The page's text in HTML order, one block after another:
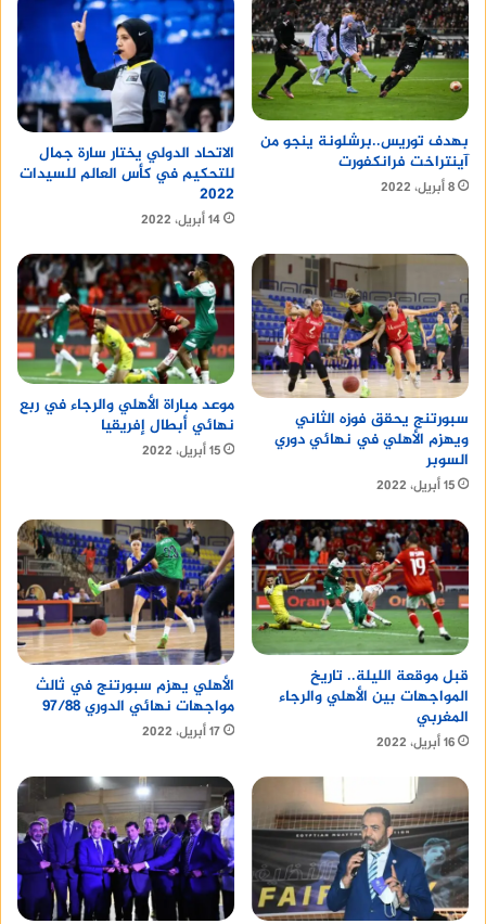
بهدف توريس..برشلونة ينجو من
آينتراخت فرانكفورت
8 أبريل، 2022
الاتحاد الدولي يختار سارة جمال
للتحكيم في كأس العالم للسيدات
2022
14 أبريل، 2022
سبورتنج يحقق فوزه الثاني
ويهزم الأهلي في نهائي دوري
السوبر
15 أبريل، 2022
موعد مباراة الأهلي والرجاء في ربع
نهائي أبطال إفريقيا
15 أبريل، 2022
قبل موقعة الليلة.. تاريخ
المواجهات بين الأهلي والرجاء
المغربي
16 أبريل، 2022
الأهلي يهزم سبورتنج في ثالث
مواجهات نهائي الدوري 97/88
17 أبريل، 2022